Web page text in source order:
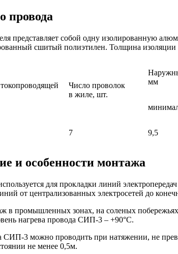
провода
представляет собой одну изолированную
сшитый полиэтилен. Толщина
Число проволок
в жиле, шт.
мм
7 9,5
и особенности монтажа
для прокладки линий
от централизованных электросетей до
в промышленных зонах, на соленых
нагрева провода СИП-3 – +90°C.
СИП-3 можно проводить при натяжении, не
не менее 0,5м.